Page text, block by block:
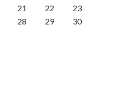
21 22
23
28 29
30